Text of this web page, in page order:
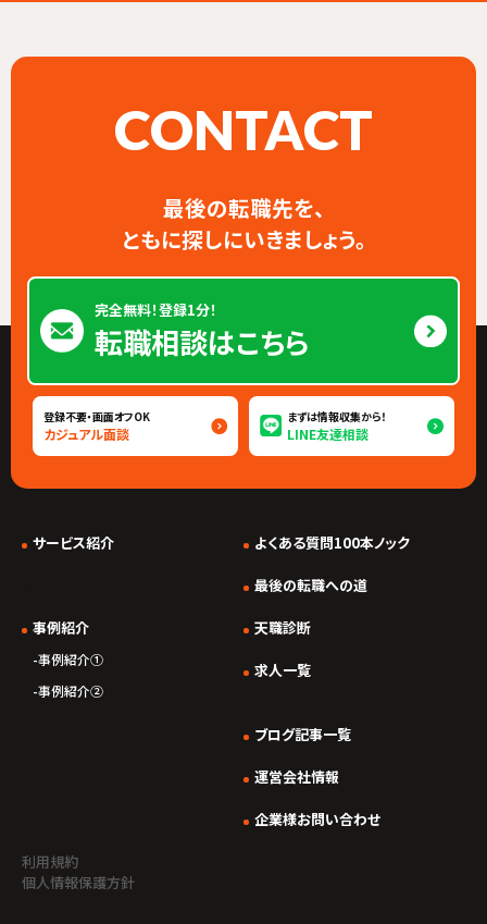
CONTACT
最後の転職先を、
ともに探しにいきましょう。
完全無料！登録1分！
転職相談はこちら
登録不要・画面オフOK
カジュアル面談
まずは情報収集から！
LINE友達相談
サービス紹介
事例紹介
事例紹介①
事例紹介②
よくある質問100本ノック
最後の転職への道
天職診断
求人一覧
ブログ記事一覧
運営会社情報
企業様お問い合わせ
利用規約
個人情報保護方針